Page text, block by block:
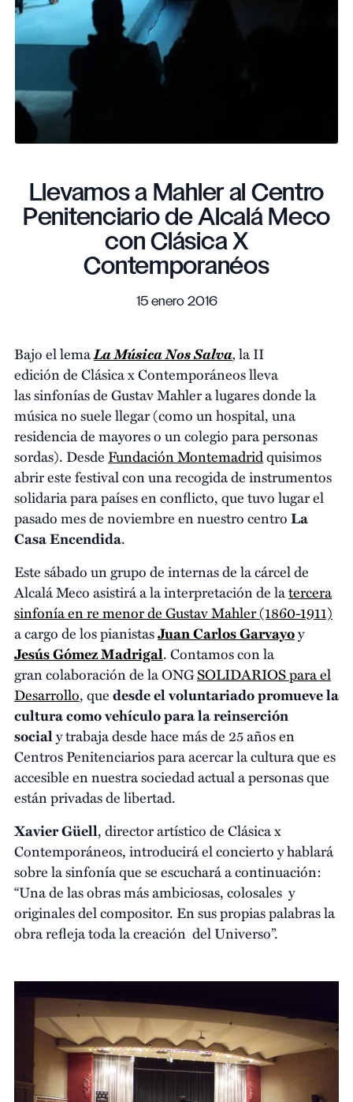
Llevamos a Mahler al Centro
Penitenciario de Alcalá Meco
con Clásica X
Contemporanéos
15 enero 2016
Bajo el lemaLa Música Nos Salva,la II
ediciónde Clásica x Contemporáneos lleva
las sinfonías de Gustav Mahler a lugares donde la
música no suele llegar (como un hospital, una
residencia de mayores o un colegio para personas
sordas). Desde Fundación Montemadridquisimos
abrir este festival con una recogida de instrumentos
solidaria para países en conflicto, que tuvo lugar el
pasado mes de noviembre en nuestro centroLa
Casa Encendida.
Este sábado un grupo de internas de la cárcel de
Alcalá Meco asistirá a la interpretación de latercera
sinfonía en re menor de Gustav Mahler (1860-1911)
a cargo de los pianistasJuan Carlos Garvayoy
Jesús Gómez Madrigal. Contamos con la
gran colaboración de la ONGSOLIDARIOS para el
Desarrollo, quedesde el voluntariado promueve la
cultura como vehículo para la reinserción
socialy trabaja desde hace más de 25 años en
Centros Penitenciarios para acercar la cultura que es
accesible en nuestra sociedad actual a personas que
están privadas de libertad.
Xavier Güell, director artístico de Clásica x
Contemporáneos, introducirá el concierto y hablará
sobre la sinfonía que se escuchará a continuación:
“Una de las obras más ambiciosas, colosales y
originales del compositor. En sus propias palabras la
obra refleja toda la creación del Universo”.